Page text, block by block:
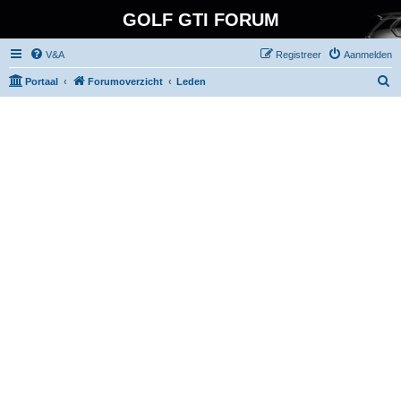
GOLF GTI FORUM
V&A Aanmelden
Registreer
Portaal Forumoverzicht Leden